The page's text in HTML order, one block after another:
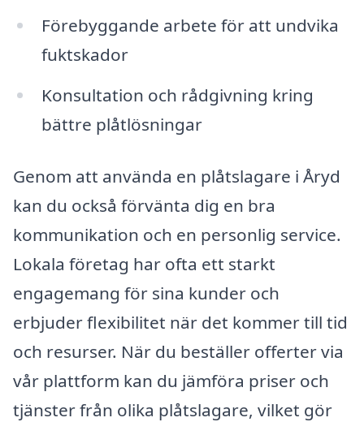
Förebyggande arbete för att undvika
fuktskador
Konsultation och rådgivning kring
bättre plåtlösningar
Genom att använda en plåtslagare i Åryd
kan du också förvänta dig en bra
kommunikation och en personlig service.
Lokala företag har ofta ett starkt
engagemang för sina kunder och
erbjuder flexibilitet när det kommer till tid
och resurser. När du beställer offerter via
vår plattform kan du jämföra priser och
tjänster från olika plåtslagare, vilket gör